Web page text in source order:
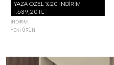
YAZA ÖZEL %20 İNDİRİM
1.639,20TL
İNDIRIM
YENI ÜRÜN